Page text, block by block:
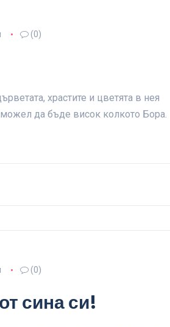
(0)
храстите и цветята в нея
да бъде висок колкото Бора.
(0)
сина си!